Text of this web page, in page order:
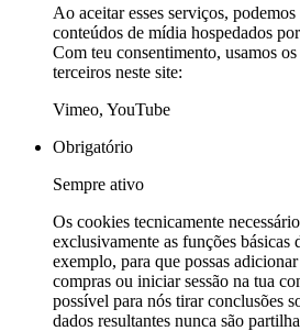
Ao aceitar esses serviços,
conteúdos de mídia hospedados
Com teu consentimento, usamos
terceiros neste site:
Vimeo, YouTube
Obrigatório
Sempre ativo
Os cookies tecnicamente
exclusivamente as funções básicas
exemplo, para que possas
compras ou iniciar sessão na tua
possível para nós tirar conclusões
dados resultantes nunca são